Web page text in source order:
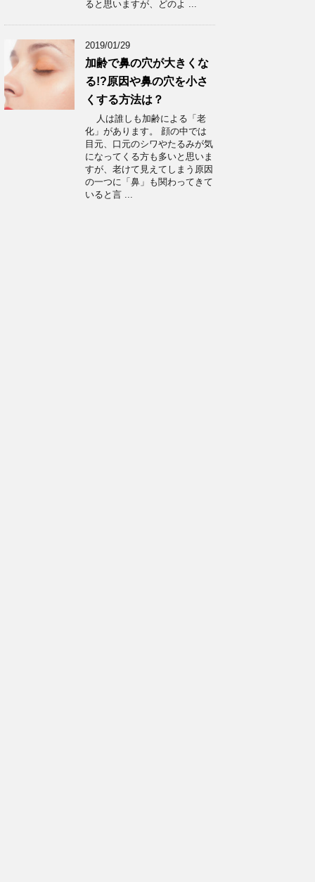
ると思いますが、どのよ ...
2019/01/29
加齢で鼻の穴が大きくな
る!?原因や鼻の穴を小さ
くする方法は？
人は誰しも加齢による「老
化」があります。 顔の中では
目元、口元のシワやたるみが気
になってくる方も多いと思いま
すが、老けて見えてしまう原因
の一つに「鼻」も関わってきて
いると言 ...